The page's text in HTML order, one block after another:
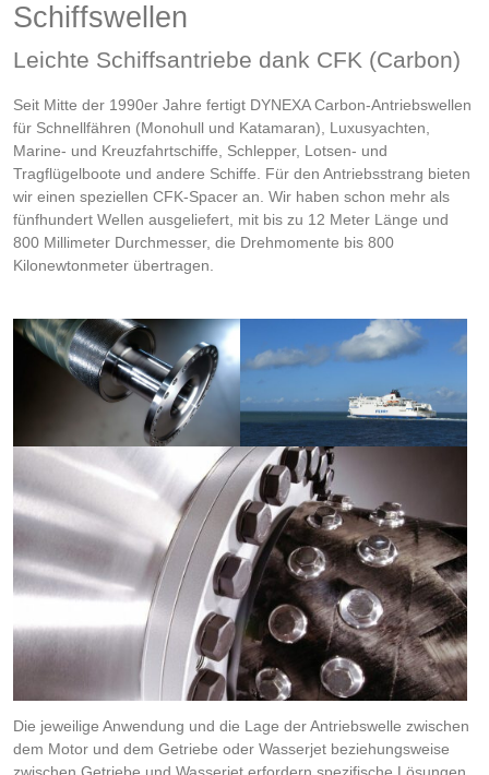
Schiffswellen
Leichte Schiffsantriebe dank CFK (Carbon)
Seit Mitte der 1990er Jahre fertigt DYNEXA Carbon-Antriebswellen
für Schnellfähren (Monohull und Katamaran), Luxusyachten,
Marine- und Kreuzfahrtschiffe, Schlepper, Lotsen- und
Tragflügelboote und andere Schiffe. Für den Antriebsstrang bieten
wir einen speziellen CFK-Spacer an. Wir haben schon mehr als
fünfhundert Wellen ausgeliefert, mit bis zu 12 Meter Länge und
800 Millimeter Durchmesser, die Drehmomente bis 800
Kilonewtonmeter übertragen.
Die jeweilige Anwendung und die Lage der Antriebswelle zwischen
dem Motor und dem Getriebe oder Wasserjet beziehungsweise